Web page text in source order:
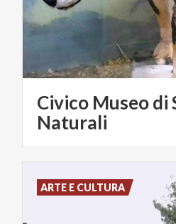
Civico Museo di
Naturali
ARTE E CULTURA